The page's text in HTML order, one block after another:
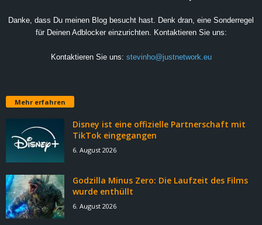
Danke, dass Du meinen Blog besucht hast. Denk dran, eine Sonderregel
für Deinen Adblocker einzurichten. Kontaktieren Sie uns:
Kontaktieren Sie uns: stevinho@justnetwork.eu
Mehr erfahren
Disney ist eine offizielle Partnerschaft mit
TikTok eingegangen
6. August 2026
Godzilla Minus Zero: Die Laufzeit des Films
wurde enthüllt
6. August 2026